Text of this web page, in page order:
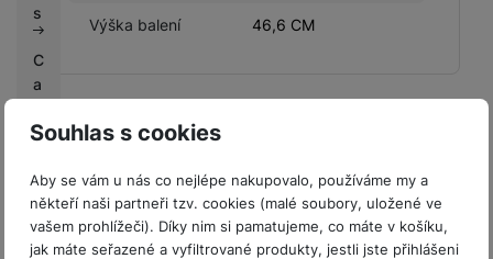
Souhlas s cookies
Aby se vám u nás co nejlépe nakupovalo, používáme my a
někteří naši partneři tzv. cookies (malé soubory, uložené ve
vašem prohlížeči). Díky nim si pamatujeme, co máte v košíku,
jak máte seřazené a vyfiltrované produkty, jestli jste přihlášeni
s
C
a
h
a
c
k
Výška balení 46,6 CM
LEGISLATIVNÍ POŽADAVKY
Ulice výrobce V Parku 2323/14
Název výrobce Samsung